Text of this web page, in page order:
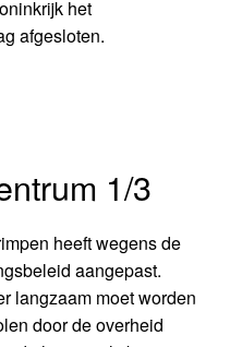
het
afgesloten.
1/3
heeft wegens de
aangepast.
langzaam moet worden
door de overheid